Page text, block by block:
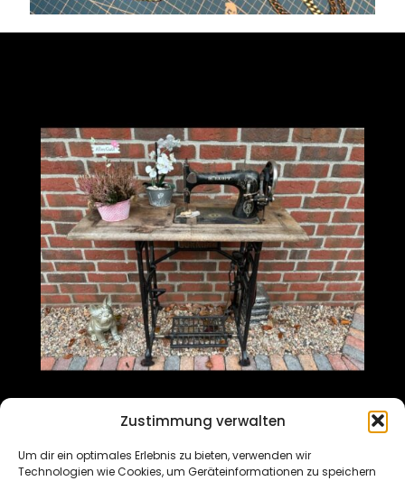
Zustimmung verwalten
Um dir ein optimales Erlebnis zu bieten, verwenden wir
Technologien wie Cookies, um Geräteinformationen zu speichern